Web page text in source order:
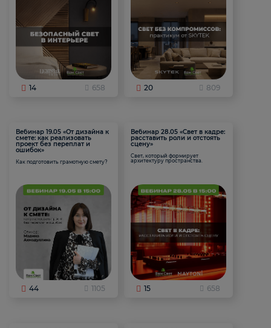
14 658 20 809
Вебинар 19.05 «От дизайна к
смете: как реализовать
проект без переплат и
ошибок»
Как подготовить грамотную смету?
44 1105
Вебинар 28.05 «Свет в кадре:
расставить роли и отстоять
сцену»
Свет, который формирует
архитектуру пространства.
15 658